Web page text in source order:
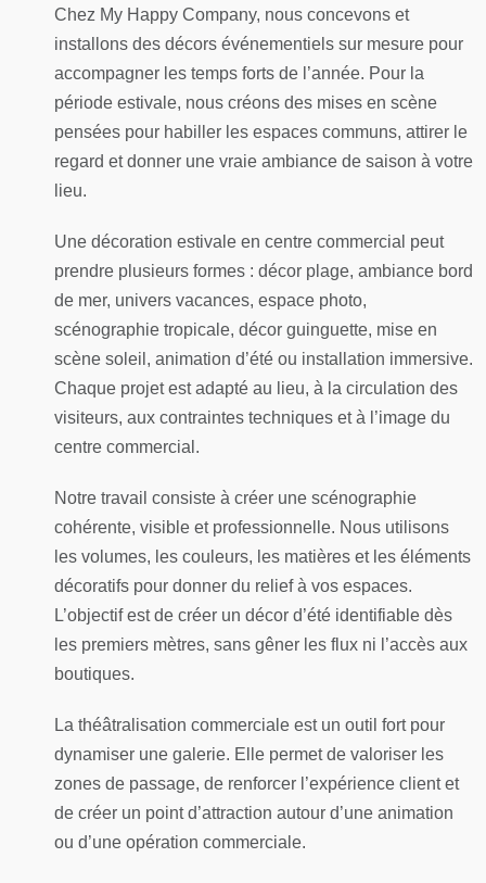
Chez My Happy Company, nous concevons et
installons des décors événementiels sur mesure pour
accompagner les temps forts de l’année. Pour la
période estivale, nous créons des mises en scène
pensées pour habiller les espaces communs, attirer le
regard et donner une vraie ambiance de saison à votre
lieu.
Une décoration estivale en centre commercial peut
prendre plusieurs formes : décor plage, ambiance bord
de mer, univers vacances, espace photo,
scénographie tropicale, décor guinguette, mise en
scène soleil, animation d’été ou installation immersive.
Chaque projet est adapté au lieu, à la circulation des
visiteurs, aux contraintes techniques et à l’image du
centre commercial.
Notre travail consiste à créer une scénographie
cohérente, visible et professionnelle. Nous utilisons
les volumes, les couleurs, les matières et les éléments
décoratifs pour donner du relief à vos espaces.
L’objectif est de créer un décor d’été identifiable dès
les premiers mètres, sans gêner les flux ni l’accès aux
boutiques.
La théâtralisation commerciale est un outil fort pour
dynamiser une galerie. Elle permet de valoriser les
zones de passage, de renforcer l’expérience client et
de créer un point d’attraction autour d’une animation
ou d’une opération commerciale.